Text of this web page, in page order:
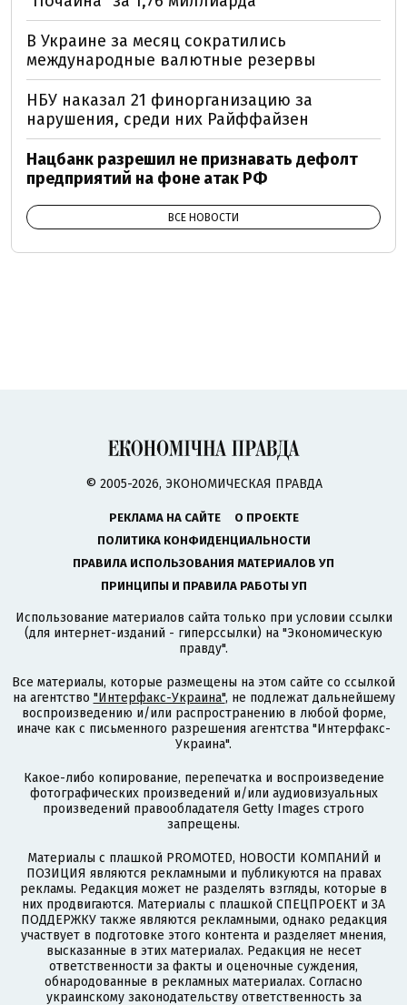
В Украине за месяц сократились
международные валютные резервы
НБУ наказал 21 финорганизацию за
нарушения, среди них Райффайзен
Нацбанк разрешил не признавать дефолт
предприятий на фоне атак РФ
ВСЕ НОВОСТИ
© 2005-2026, ЭКОНОМИЧЕСКАЯ ПРАВДА
РЕКЛАМА НА САЙТЕ
О ПРОЕКТЕ
ПОЛИТИКА КОНФИДЕНЦИАЛЬНОСТИ
ПРАВИЛА ИСПОЛЬЗОВАНИЯ МАТЕРИАЛОВ УП
ПРИНЦИПЫ И ПРАВИЛА РАБОТЫ УП
Использование материалов сайта только при условии ссылки
(для интернет-изданий - гиперссылки) на "Экономическую
правду".
Все материалы, которые размещены на этом сайте со ссылкой
на агентство "Интерфакс-Украина", не подлежат дальнейшему
воспроизведению и/или распространению в любой форме,
иначе как с письменного разрешения агентства "Интерфакс-
Украина".
Какое-либо копирование, перепечатка и воспроизведение
фотографических произведений и/или аудиовизуальных
произведений правообладателя Getty Images строго
запрещены.
Материалы с плашкой PROMOTED, НОВОСТИ КОМПАНИЙ и
ПОЗИЦИЯ являются рекламными и публикуются на правах
рекламы. Редакция может не разделять взгляды, которые в
них продвигаются. Материалы с плашкой СПЕЦПРОЕКТ и ЗА
ПОДДЕРЖКУ также являются рекламными, однако редакция
участвует в подготовке этого контента и разделяет мнения,
высказанные в этих материалах. Редакция не несет
ответственности за факты и оценочные суждения,
обнародованные в рекламных материалах. Согласно
украинскому законодательству ответственность за